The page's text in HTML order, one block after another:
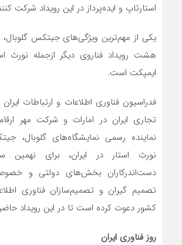
استارتاپ و ایده‌پرداز در این رویداد شرکت
یکی از مهم‌ترین ویژگی‌های جیتکس گلوبال،
هشت رویداد فناروی دیگر ازجمله نورث
ایمپکت است.
فدراسیون فناوری اطلاعات و ارتباطات
تجاری ایران در امارات و شرکت مهر ارقام
نماینده رسمی نمایشگاه‌های گلوبال،
نورث استار در ایران، برای نهمین
دست‌اندرکاران بخش‌های دولتی و
تصمیم گیران و تصمیم‌سازان فناوری
کشور دعوت کرده است تا در این رویداد
روز فناوری ایران